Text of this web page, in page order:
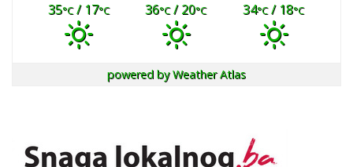
35°C/ 17°C 36°C/ 20°C 34°C/ 18°C
powered byWeather Atlas